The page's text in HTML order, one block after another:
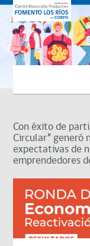
Con éxito de
Circular” generó
expectativas de
emprendedores